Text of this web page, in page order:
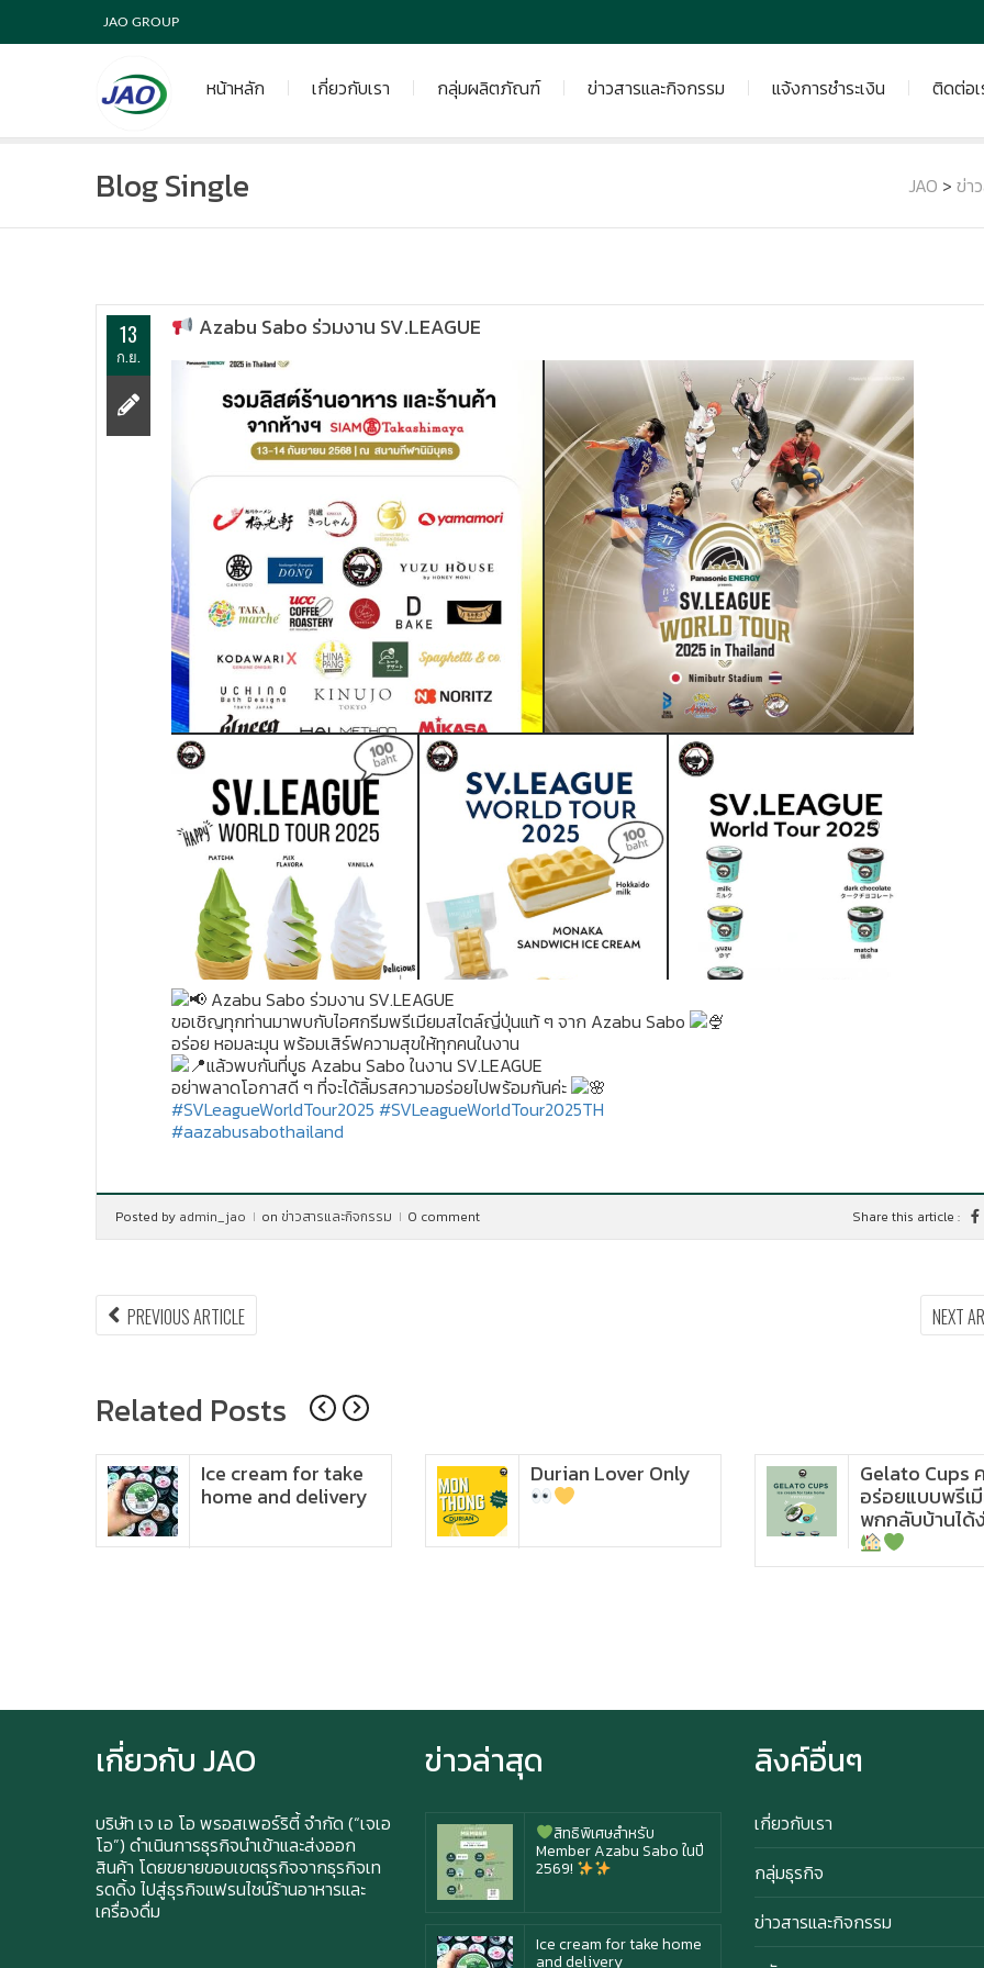
JAO GROUP
หน้าหลัก เกี่ยวกับเรา กลุ่มผลิตภัณฑ์ ข่าวสารและกิจกรรม แจ้งการชำระเงิน ติดต่อเ
Blog Single JAO > ข่า
13
ก.ย.
Azabu Sabo ร่วมงาน SV.LEAGUE
Azabu Sabo ร่วมงาน SV.LEAGUE
ขอเชิญทุกท่านมาพบกับไอศกรีมพรีเมียมสไตล์ญี่ปุ่นแท้ ๆ จาก Azabu Sabo
อร่อย หอมละมุน พร้อมเสิร์ฟความสุขให้ทุกคนในงาน
แล้วพบกันที่บูธ Azabu Sabo ในงาน SV.LEAGUE
อย่าพลาดโอกาสดี ๆ ที่จะได้ลิ้มรสความอร่อยไปพร้อมกันค่ะ
#SVLeagueWorldTour2025 #SVLeagueWorldTour2025TH
#aazabusabothailand
Posted by admin_jao on ข่าวสารและกิจกรรม 0 comment Share this article :
แนะแนว
PREVIOUS ARTICLEPREVIOUS
ARTICLE:
NEXT
Related Posts
Ice cream for take
home and delivery
Durian Lover Only Gelato Cups
อร่อยแบบพรีเ
พกกลับบ้านได้
เกี่ยวกับ JAO
บริษัท เจ เอ โอ พรอสเพอร์ริตี้ จำกัด (“เจเอ
โอ”) ดำเนินการธุรกิจนำเข้าและส่งออก
สินค้า โดยขยายขอบเขตธุรกิจจากธุรกิจเท
รดดิ้ง ไปสู่ธุรกิจแฟรนไชน์ร้านอาหารและ
เครื่องดื่ม
ข่าวล่าสุด
Ice cream for take home
บุ ซาโบะ
สิทธิพิเศษสำหรับ
Member Azabu Sabo ในปี
2569!
Ice cream for take home
and delivery
ลิงค์อื่นๆ
เกี่ยวกับเรา
กลุ่มธุรกิจ
ข่าวสารและกิจกรรม